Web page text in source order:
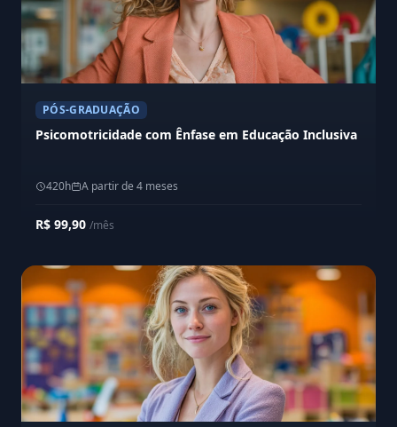
PÓS-GRADUAÇÃO
Psicomotricidade com Ênfase em Educação Inclusiva
420h A partir de 4 meses
R$ 99,90 /mês